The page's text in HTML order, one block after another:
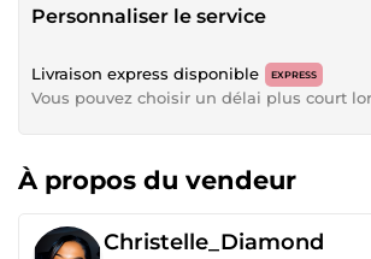
Personnaliser le service
Livraison express disponible EXPRESS
Vous pouvez choisir un délai plus court
À propos du vendeur
Christelle_Diamond